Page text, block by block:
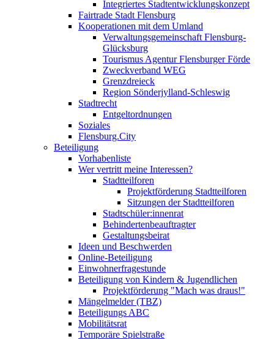
Integriertes Stadtentwicklungskonzept
Fairtrade Stadt Flensburg
Kooperationen mit dem Umland
Verwaltungsgemeinschaft Flensburg-
Glücksburg
Tourismus Agentur Flensburger Förde
Zweckverband WEG
Grenzdreieck
Region Sönderjylland-Schleswig
Stadtrecht
Entgeltordnungen
Soziales
Flensburg.City
Beteiligung
Vorhabenliste
Wer vertritt meine Interessen?
Stadtteilforen
Projektförderung Stadtteilforen
Sitzungen der Stadtteilforen
Stadtschüler:innenrat
Behindertenbeauftragter
Gestaltungsbeirat
Ideen und Beschwerden
Online-Beteiligung
Einwohnerfragestunde
Beteiligung von Kindern & Jugendlichen
Projektförderung "Mach was draus!"
Mängelmelder (TBZ)
Beteiligungs ABC
Mobilitätsrat
Temporäre Spielstraße